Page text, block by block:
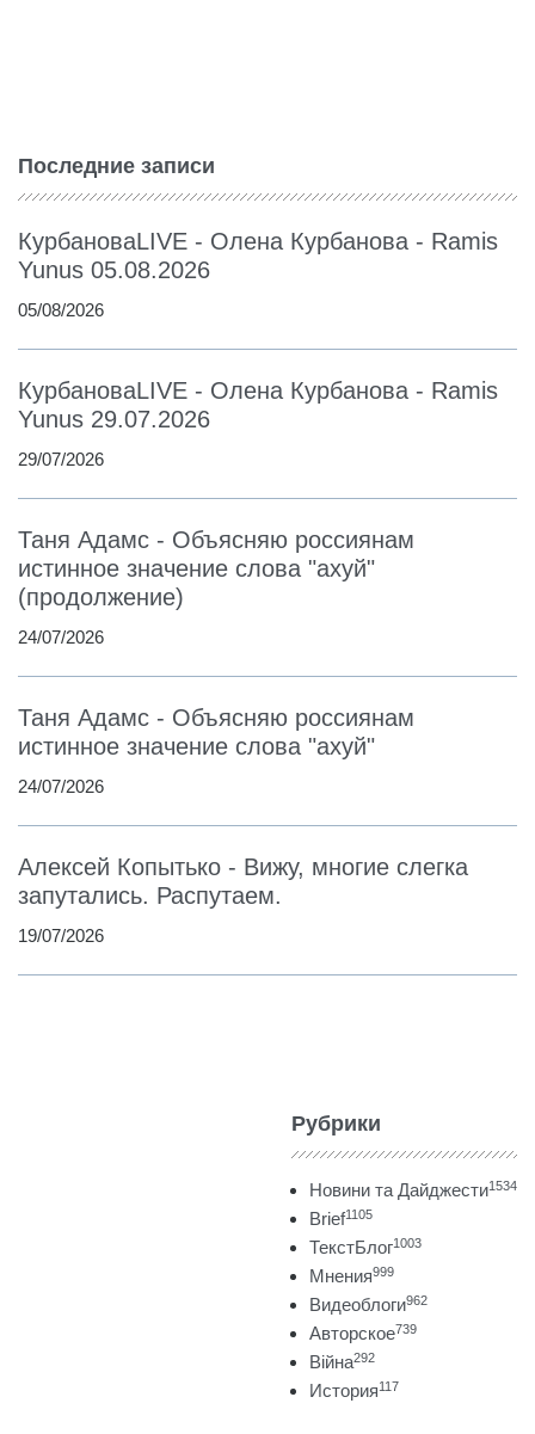
Последние записи
КурбановаLIVE - Олена Курбанова - Ramis
Yunus 05.08.2026
05/08/2026
КурбановаLIVE - Олена Курбанова - Ramis
Yunus 29.07.2026
29/07/2026
Таня Адамс - Объясняю россиянам
истинное значение слова "ахуй"
(продолжение)
24/07/2026
Таня Адамс - Объясняю россиянам
истинное значение слова "ахуй"
24/07/2026
Алексей Копытько - Вижу, многие слегка
запутались. Распутаем.
19/07/2026
Рубрики
Новини та Дайджести1534
Brief1105
ТекстБлог1003
Мнения999
Видеоблоги962
Авторское739
Війна292
История117